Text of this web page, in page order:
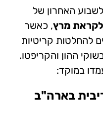
לשבוע האחרון של
לקראת מרץ, כאשר
להחלטות קריטיות
ההון והקריפטו.
במוקד:
בארה"ב